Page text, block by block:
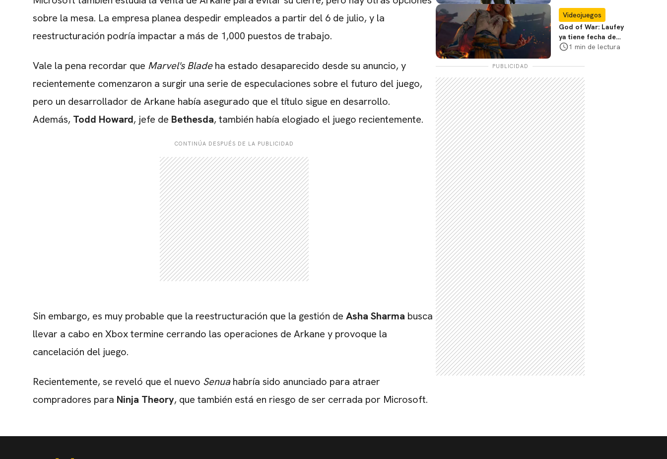
sobre la mesa. La empresa planea despedir empleados a partir del 6 de julio, y la
reestructuración podría impactar a más de 1,000 puestos de trabajo.
Vale la pena recordar que Marvel's Bladeha estado desaparecido desde su anuncio, y
recientemente comenzaron a surgir una serie de especulaciones sobre el futuro del juego,
pero un desarrollador de Arkane había asegurado que el título sigue en desarrollo.
Además, Todd Howard, jefe de Bethesda, también había elogiado el juego recientemente.
CONTINÚA DESPUÉS DE LA PUBLICIDAD
Sin embargo, es muy probable que la reestructuración que la gestión de Asha Sharma busca
llevar a cabo en Xbox termine cerrando las operaciones de Arkane y provoque la
cancelación del juego.
Recientemente, se reveló que el nuevo Senuahabría sido anunciado para atraer
compradores para Ninja Theory, que también está en riesgo de ser cerrada por Microsoft.
Videojuegos
God of War: Laufey
ya tiene fecha de
lanzamiento para
1 min de lectura
PUBLICIDAD